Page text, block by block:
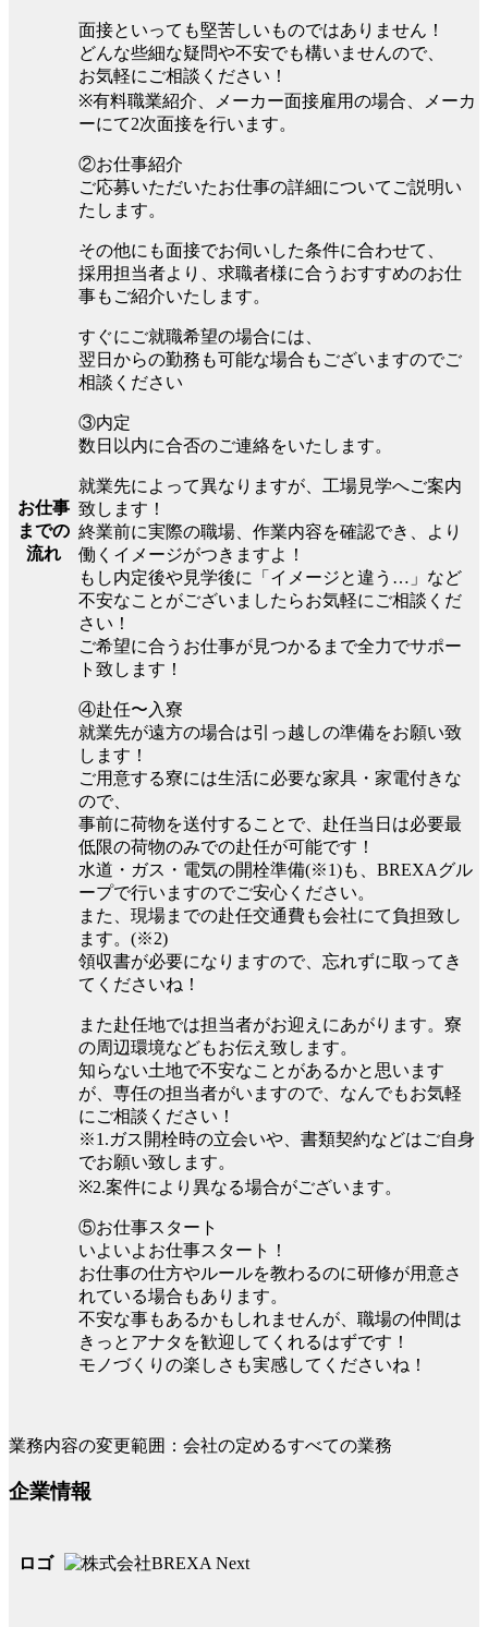
お仕事
までの
流れ
面接といっても堅苦しいものではありません！
どんな些細な疑問や不安でも構いませんので、
お気軽にご相談ください！
※有料職業紹介、メーカー面接雇用の場合、メーカ
ーにて2次面接を行います。
②お仕事紹介
ご応募いただいたお仕事の詳細についてご説明い
たします。
その他にも面接でお伺いした条件に合わせて、
採用担当者より、求職者様に合うおすすめのお仕
事もご紹介いたします。
すぐにご就職希望の場合には、
翌日からの勤務も可能な場合もございますのでご
相談ください
③内定
数日以内に合否のご連絡をいたします。
就業先によって異なりますが、工場見学へご案内
致します！
終業前に実際の職場、作業内容を確認でき、より
働くイメージがつきますよ！
もし内定後や見学後に「イメージと違う…」など
不安なことがございましたらお気軽にご相談くだ
さい！
ご希望に合うお仕事が見つかるまで全力でサポー
ト致します！
④赴任〜入寮
就業先が遠方の場合は引っ越しの準備をお願い致
します！
ご用意する寮には生活に必要な家具・家電付きな
ので、
事前に荷物を送付することで、赴任当日は必要最
低限の荷物のみでの赴任が可能です！
水道・ガス・電気の開栓準備(※1)も、BREXAグル
ープで行いますのでご安心ください。
また、現場までの赴任交通費も会社にて負担致し
ます。(※2)
領収書が必要になりますので、忘れずに取ってき
てくださいね！
また赴任地では担当者がお迎えにあがります。寮
の周辺環境などもお伝え致します。
知らない土地で不安なことがあるかと思います
が、専任の担当者がいますので、なんでもお気軽
にご相談ください！
※1.ガス開栓時の立会いや、書類契約などはご自身
でお願い致します。
※2.案件により異なる場合がございます。
⑤お仕事スタート
いよいよお仕事スタート！
お仕事の仕方やルールを教わるのに研修が用意さ
れている場合もあります。
不安な事もあるかもしれませんが、職場の仲間は
きっとアナタを歓迎してくれるはずです！
モノづくりの楽しさも実感してくださいね！
業務内容の変更範囲：会社の定めるすべての業務
企業情報
ロゴ